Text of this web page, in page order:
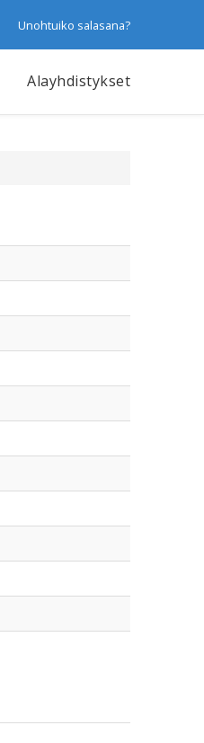
Unohtuiko salasana?
Alayhdistykset